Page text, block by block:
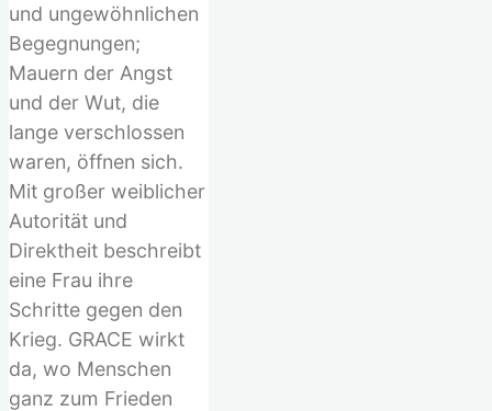
und ungewöhnlichen
Begegnungen;
Mauern der Angst
und der Wut, die
lange verschlossen
waren, öffnen sich.
Mit großer weiblicher
Autorität und
Direktheit beschreibt
eine Frau ihre
Schritte gegen den
Krieg. GRACE wirkt
da, wo Menschen
ganz zum Frieden